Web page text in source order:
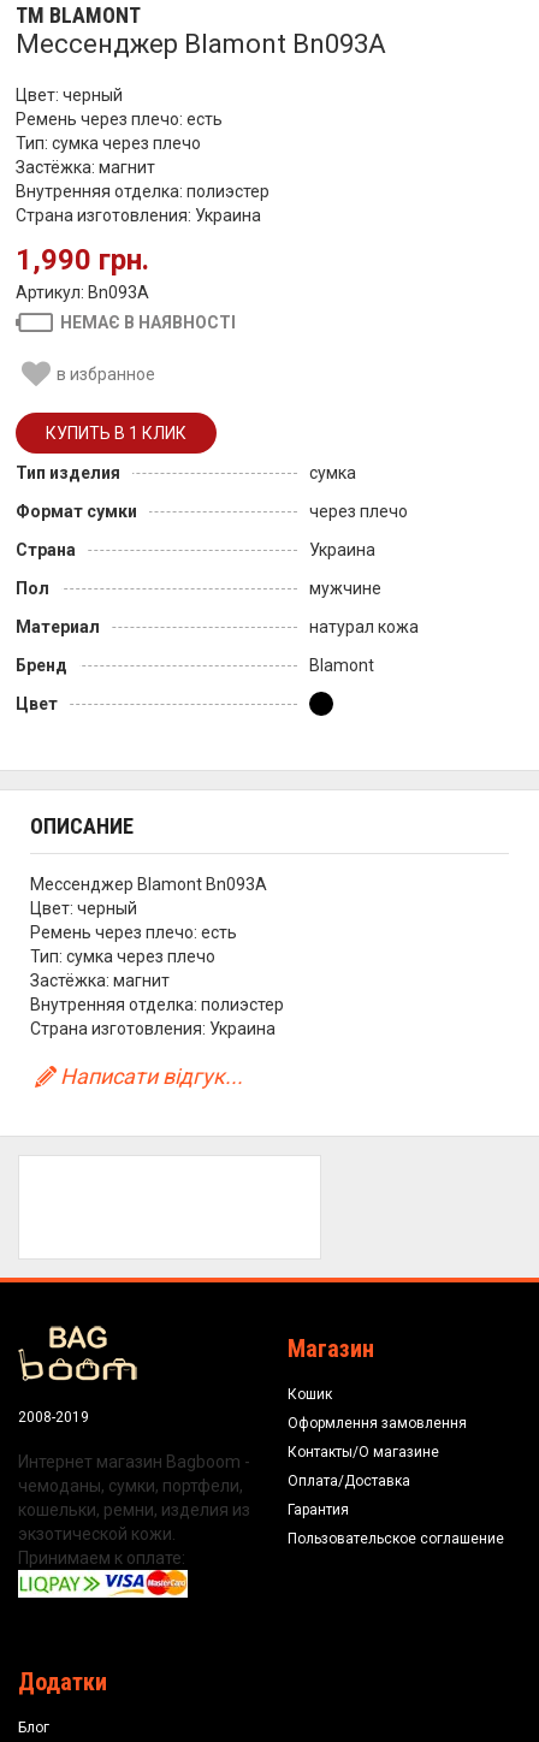
ТМ BLAMONT
Мессенджер Blamont Bn093A
Цвет: черный
Ремень через плечо: есть
Тип: сумка через плечо
Застёжка: магнит
Внутренняя отделка: полиэстер
Страна изготовления: Украина
1,990 грн.
Артикул: Bn093A
НЕМАЄ В НАЯВНОСТІ
в избранное
Тип изделия
сумка
Формат сумки
через плечо
Страна
Украина
Пол
мужчине
Материал
натурал кожа
Бренд
Blamont
Цвет
ОПИСАНИЕ
Мессенджер Blamont Bn093A
Цвет: черный
Ремень через плечо: есть
Тип: сумка через плечо
Застёжка: магнит
Внутренняя отделка: полиэстер
Страна изготовления: Украина
Написати відгук...
2008-2019
Интернет магазин Bagboom -
чемоданы, сумки, портфели,
кошельки, ремни, изделия из
экзотической кожи.
Принимаем к оплате:
Магазин
Кошик
Оформлення замовлення
Контакты/О магазине
Оплата/Доставка
Гарантия
Пользовательское соглашение
Додатки
Блог